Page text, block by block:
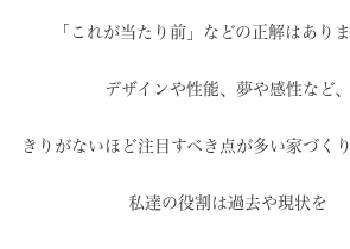
「これが当たり前」などの正解はありま
デザインや性能、夢や感性など、
きりがないほど注目すべき点が多い家づく
私達の役割は過去や現状を